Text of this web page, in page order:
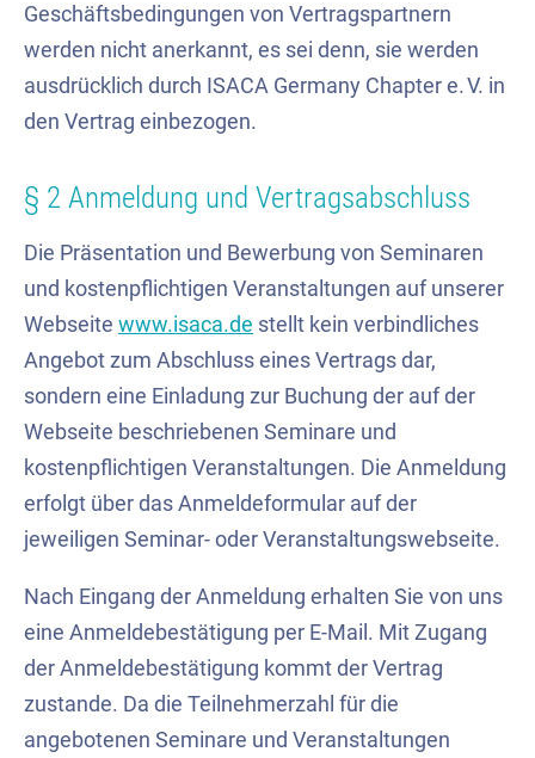
Geschäftsbedingungen von Vertragspartnern
werden nicht anerkannt, es sei denn, sie werden
ausdrücklich durch ISACA Germany Chapter e. V. in
den Vertrag einbezogen.
§ 2 Anmeldung und Vertragsabschluss
Die Präsentation und Bewerbung von Seminaren
und kostenpflichtigen Veranstaltungen auf unserer
Webseite www.isaca.de stellt kein verbindliches
Angebot zum Abschluss eines Vertrags dar,
sondern eine Einladung zur Buchung der auf der
Webseite beschriebenen Seminare und
kostenpflichtigen Veranstaltungen. Die Anmeldung
erfolgt über das Anmeldeformular auf der
jeweiligen Seminar- oder Veranstaltungswebseite.
Nach Eingang der Anmeldung erhalten Sie von uns
eine Anmeldebestätigung per E-Mail. Mit Zugang
der Anmeldebestätigung kommt der Vertrag
zustande. Da die Teilnehmerzahl für die
angebotenen Seminare und Veranstaltungen